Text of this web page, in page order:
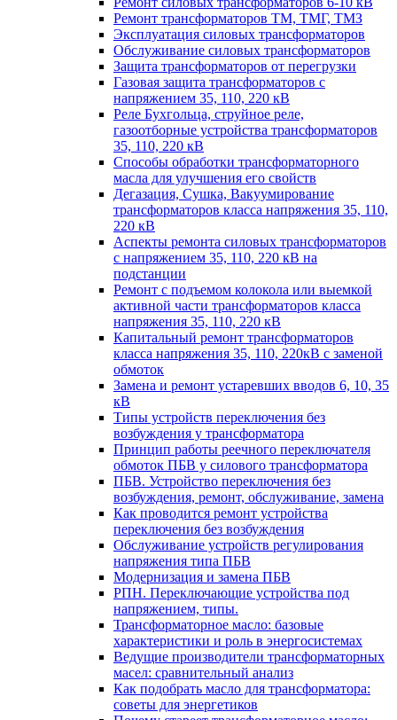
Ремонт трансформаторов ТМ, ТМГ, ТМЗ
Эксплуатация силовых трансформаторов
Обслуживание силовых трансформаторов
Защита трансформаторов от перегрузки
Газовая защита трансформаторов с
напряжением 35, 110, 220 кВ
Реле Бухгольца, струйное реле,
газоотборные устройства трансформаторов
35, 110, 220 кВ
Способы обработки трансформаторного
масла для улучшения его свойств
Дегазация, Сушка, Вакуумирование
трансформаторов класса напряжения 35, 110,
220 кВ
Аспекты ремонта силовых трансформаторов
с напряжением 35, 110, 220 кВ на
подстанции
Ремонт с подъемом колокола или выемкой
активной части трансформаторов класса
напряжения 35, 110, 220 кВ
Капитальный ремонт трансформаторов
класса напряжения 35, 110, 220кВ с заменой
обмоток
Замена и ремонт устаревших вводов 6, 10, 35
кВ
Типы устройств переключения без
возбуждения у трансформатора
Принцип работы реечного переключателя
обмоток ПБВ у силового трансформатора
ПБВ. Устройство переключения без
возбуждения, ремонт, обслуживание, замена
Как проводится ремонт устройства
переключения без возбуждения
Обслуживание устройств регулирования
напряжения типа ПБВ
Модернизация и замена ПБВ
РПН. Переключающие устройства под
напряжением, типы.
Трансформаторное масло: базовые
характеристики и роль в энергосистемах
Ведущие производители трансформаторных
масел: сравнительный анализ
Как подобрать масло для трансформатора:
советы для энергетиков